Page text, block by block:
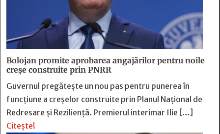
Bolojan promite aprobarea angajărilor pentru noile
creșe construite prin PNRR
Guvernul pregătește un nou pas pentru punerea în
funcțiune a creșelor construite prin Planul Național de
Redresare și Reziliență. Premierul interimar Ilie […]
Citește!